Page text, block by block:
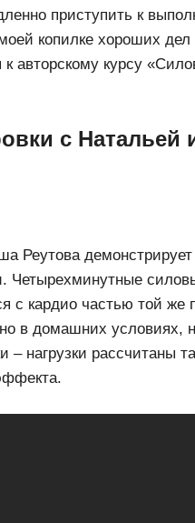
приступить к
копилке хороших
авторскому курсу
с Натальей
Реутова
Четырехминутные
с кардио частью той же
в домашних условиях,
– нагрузки рассчитаны